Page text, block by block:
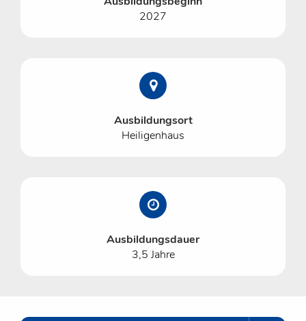
2027
Ausbildungsort
Heiligenhaus
Ausbildungsdauer
3,5 Jahre